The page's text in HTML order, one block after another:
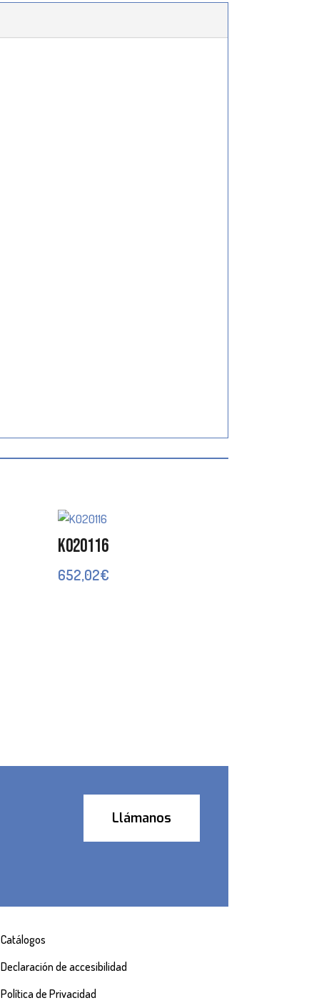
K020116
652,02€
Llámanos
Catálogos
Declaración de accesibilidad
Política de Privacidad